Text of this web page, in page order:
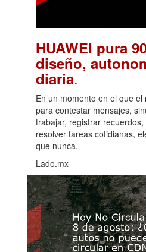
HUAWEI pura
diseño,
diaria.
En un momento en el que el
para contestar mensajes,
trabajar, registrar
resolver tareas cotidianas,
que nunca.
Lado.mx